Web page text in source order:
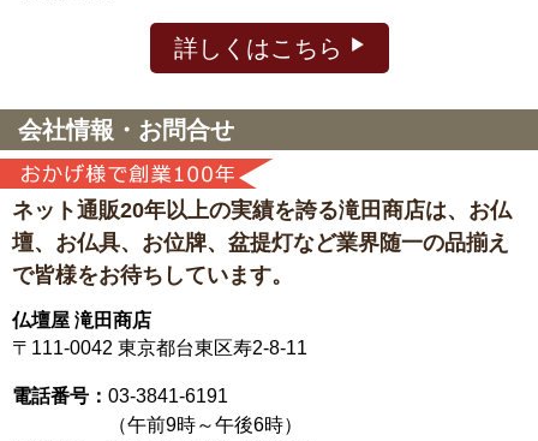
詳しくはこちら
会社情報・お問合せ
ネット通販20年以上の実績を誇る滝田商店は、 お仏
壇、お仏具、お位牌、盆提灯など業界随一の品揃え
で皆様をお待ちしています。
仏壇屋 滝田商店
〒111-0042 東京都台東区寿2-8-11
電話番号： 03-3841-6191
（午前9時～午後6時）